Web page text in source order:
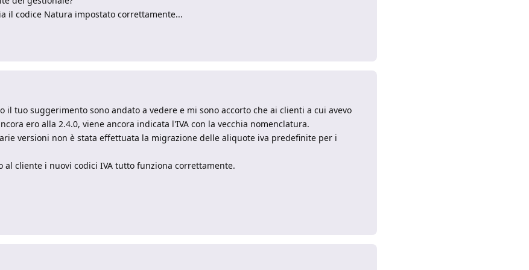
il codice Natura impostato correttamente...
tuo suggerimento sono andato a vedere e mi sono accorto che ai clienti a cui avevo
ero alla 2.4.0, viene ancora indicata l'IVA con la vecchia nomenclatura.
versioni non è stata effettuata la migrazione delle aliquote iva predefinite per i
al cliente i nuovi codici IVA tutto funziona correttamente.